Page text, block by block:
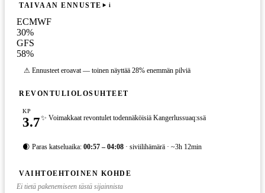
TAIVAAN ENNUSTE i
ECMWF
30%
GFS
58%
⚠ Ennusteet eroavat — toinen näyttää 28% enemmän pilviä
REVONTULIOLOSUHTEET
KP
3.7✨ Voimakkaat revontulet todennäköisiä Kangerlussuaq:ssä
🌒 Paras katseluaika: 00:57 – 04:08 · siviilihämärä · ~3h 12min
VAIHTOEHTOINEN KOHDE
Ei tietä pakenemiseen tästä sijainnista